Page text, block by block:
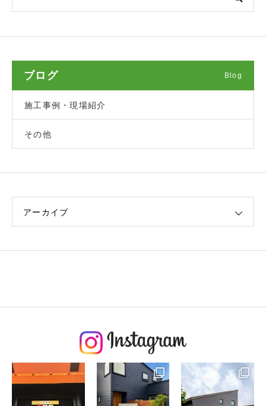
ブログ Blog
施工事例・現場紹介
その他
アーカイブ